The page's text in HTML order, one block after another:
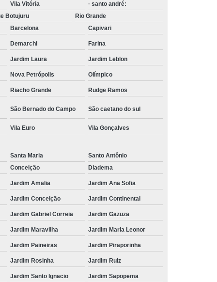
Vila Vitória
· santo andré:
Botujuru
Rio Grande
Barcelona Capivari
Demarchi Farina
Jardim Laura Jardim Leblon
Nova Petrópolis Olímpico
Riacho Grande Rudge Ramos
São Bernado do Campo São caetano do sul
Vila Euro Vila Gonçalves
Santa Maria
Santo Antônio
Conceição Diadema
Jardim Amalia Jardim Ana Sofia
Jardim Conceição Jardim Continental
Jardim Gabriel Correia Jardim Gazuza
Jardim Maravilha Jardim Maria Leonor
Jardim Paineiras Jardim Piraporinha
Jardim Rosinha Jardim Ruiz
Jardim Santo Ignacio Jardim Sapopema